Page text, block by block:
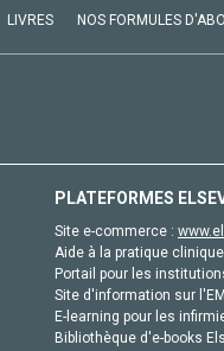
LIVRES NOS FORMULES
PLATEFORMES
Site e-commerce :
Aide à la pratique
Portail pour les
Site d'information sur
E-learning pour les
Bibliothèque d'e-books